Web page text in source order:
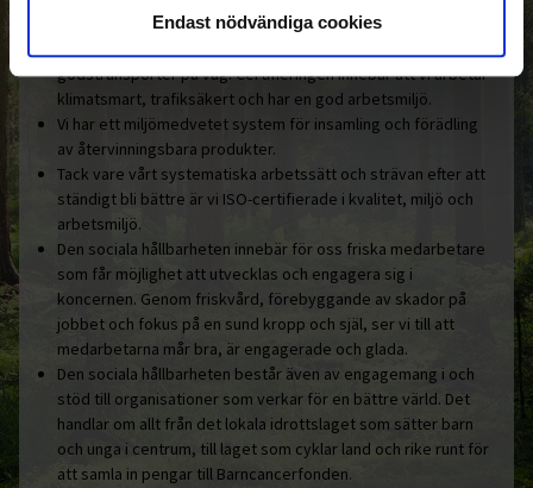
Endast nödvändiga cookies
godstransporter på väg. Certifieringen innebär att vi arbetar
klimatsmart, trafiksäkert och har en god arbetsmiljö.
Vi har ett miljömedvetet system för insamling och förädling
av återvinningsbara produkter.
Tack vare vårt systematiska arbetssätt och strävan efter att
ständigt bli bättre är vi ISO-certifierade i kvalitet, miljö och
arbetsmiljö.
Den sociala hållbarheten innebär för oss friska medarbetare
som får möjlighet att utvecklas och engagera sig i
koncernen. Genom friskvård, förebyggande av skador på
jobbet och fokus på en sund kropp och själ, ser vi till att
medarbetarna mår bra, är engagerade och glada.
Den sociala hållbarheten består även av engagemang i och
stöd till organisationer som verkar för en bättre värld. Det
handlar om allt från det lokala idrottslaget som sätter barn
och unga i centrum, till laget som cyklar land och rike runt för
att samla in pengar till Barncancerfonden.